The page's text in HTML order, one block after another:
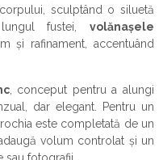
sculptând o siluetă
fustei, volănașele
și rafinament, accentuând
, conceput pentru a alungi
dar elegant. Pentru un
este completată de un
volum controlat și un